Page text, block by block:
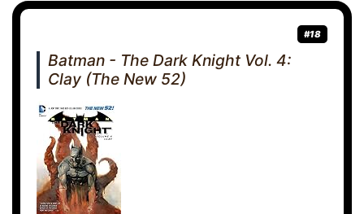
#18
Batman - The Dark Knight Vol. 4:
Clay (The New 52)